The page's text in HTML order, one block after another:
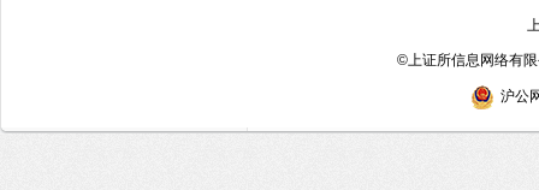
©上证所信息网络有
沪公